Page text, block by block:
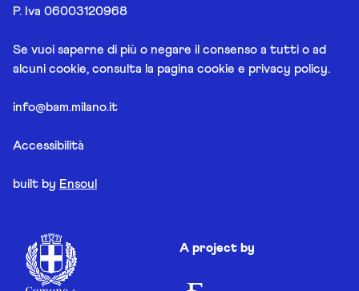
P. Iva 06003120968
Se vuoi saperne di più o negare il consenso a tutti o ad
alcuni cookie, consulta la pagina cookie e privacy policy.
info@bam.milano.it
Accessibilità
built by Ensoul
A project by